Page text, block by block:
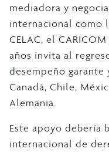
mediadora y
internacional como
CELAC, el
años invita al
desempeño
Canadá, Chile,
Alemania.
Este apoyo debería
internacional de